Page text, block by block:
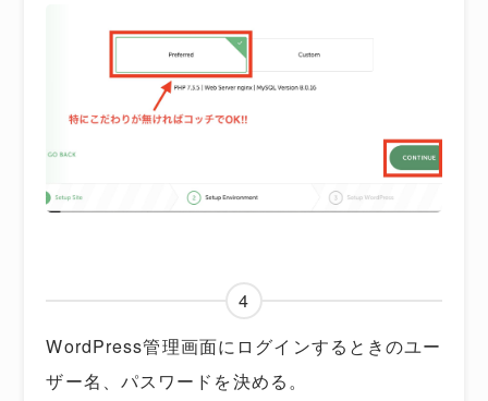
4
WordPress管理画面にログインするときのユー
ザー名、パスワードを決める。